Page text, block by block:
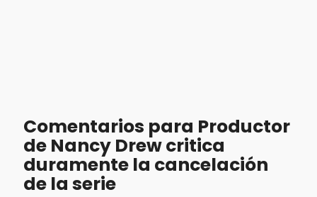
Comentarios para Productor
de Nancy Drew critica
duramente la cancelación
de la serie